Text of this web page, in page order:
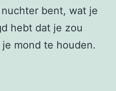
bent, wat je
hebt dat je zou
mond te houden.